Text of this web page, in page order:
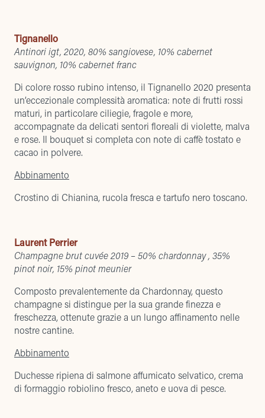
Tignanello
Antinori igt, 2020, 80% sangiovese, 10% cabernet
sauvignon, 10% cabernet franc
Di colore rosso rubino intenso, il Tignanello 2020 presenta
un’eccezionale complessità aromatica: note di frutti rossi
maturi, in particolare ciliegie, fragole e more,
accompagnate da delicati sentori floreali di violette, malva
e rose. Il bouquet si completa con note di caffè tostato e
cacao in polvere.
Abbinamento
Crostino di Chianina, rucola fresca e tartufo nero toscano.
Laurent Perrier
Champagne brut cuvée 2019 – 50% chardonnay , 35%
pinot noir, 15% pinot meunier
Composto prevalentemente da Chardonnay, questo
champagne si distingue per la sua grande finezza e
freschezza, ottenute grazie a un lungo affinamento nelle
nostre cantine.
Abbinamento
Duchesse ripiena di salmone affumicato selvatico, crema
di formaggio robiolino fresco, aneto e uova di pesce.